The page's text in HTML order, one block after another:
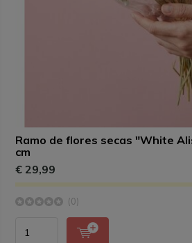
Ramo de flores secas "White
cm
€ 29,99
(0)